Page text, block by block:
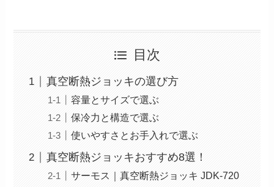
目次
真空断熱ジョッキの選び方
容量とサイズで選ぶ
保冷力と構造で選ぶ
使いやすさとお手入れで選ぶ
真空断熱ジョッキおすすめ8選！
サーモス｜真空断熱ジョッキ JDK-720